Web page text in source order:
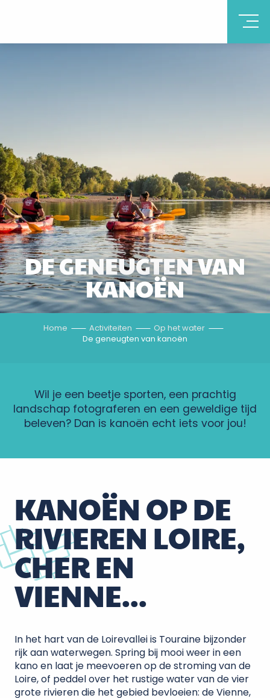
DE GENEUGTEN VAN
KANOËN
Home Activiteiten
Op het water
De geneugten van kanoën
Wil je een beetje sporten, een prachtig
landschap fotograferen en een geweldige tijd
beleven? Dan is kanoën echt iets voor jou!
KANOËN OP DE
RIVIEREN LOIRE,
CHER EN
VIENNE...
In het hart van de Loirevallei is Touraine bijzonder
rijk aan waterwegen. Spring bij mooi weer in een
kano en laat je meevoeren op de stroming van de
Loire, of peddel over het rustige water van de vier
grote rivieren die het gebied bevloeien: de Vienne,